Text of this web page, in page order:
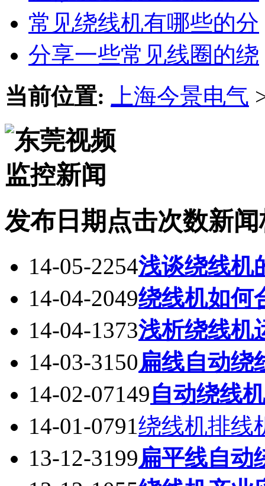
常见绕线机有哪些的分
分享一些常见线圈的绕
当前位置:
上海今景电气
发布日期 点击次数新
14-05-2254浅谈绕线机
14-04-2049绕线机如何
14-04-1373浅析绕线机
14-03-3150扁线自动绕
14-02-07149自动绕线
14-01-0791绕线机排线
13-12-3199扁平线自动